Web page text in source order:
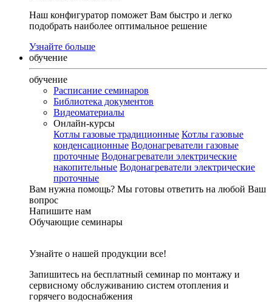
Наш конфигуратор поможет Вам быстро и легко
подобрать наиболее оптимальное решение
Узнайте больше
обучение
обучение
Расписание семинаров
Библиотека документов
Видеоматериалы
Онлайн-курсы
Котлы газовые традиционные Котлы газовые
конденсационные Водонагреватели газовые
проточные Водонагреватели электрические
накопительные Водонагреватели электрические
проточные
Вам нужна помощь? Мы готовы ответить на любой Ваш
вопрос
Напишите нам
Обучающие семинары
Узнайте о нашей продукции все!
Запишитесь на бесплатный семинар по монтажу и
сервисному обслуживанию систем отопления и
горячего водоснабжения